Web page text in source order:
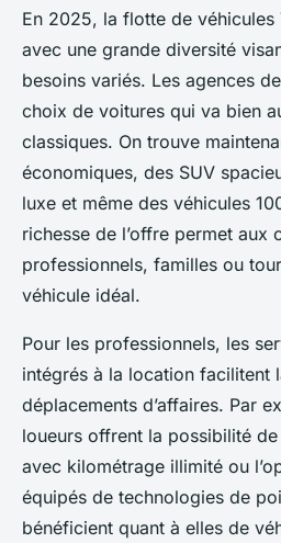
En 2025, la flotte de véhicules
avec une grande diversité
besoins variés. Les agences
choix de voitures qui va bien
classiques. On trouve
économiques, des SUV
luxe et même des véhicules
richesse de l’offre permet aux
professionnels, familles ou
véhicule idéal.
Pour les professionnels, les
intégrés à la location facilitent
déplacements d’affaires. Par
loueurs offrent la possibilité
avec kilométrage illimité ou
équipés de technologies de
bénéficient quant à elles de